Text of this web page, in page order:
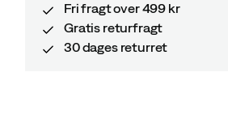
Fri fragt over 499 kr
Gratis returfragt
30 dages returret